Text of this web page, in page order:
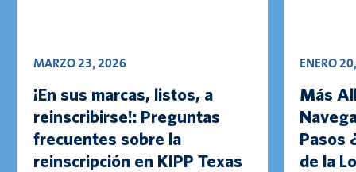
MARZO 23, 2026
¡En sus marcas, listos, a
reinscribirse!: Preguntas
frecuentes sobre la
reinscripción en KIPP Texas
ENERO
Más
Pasos
de la